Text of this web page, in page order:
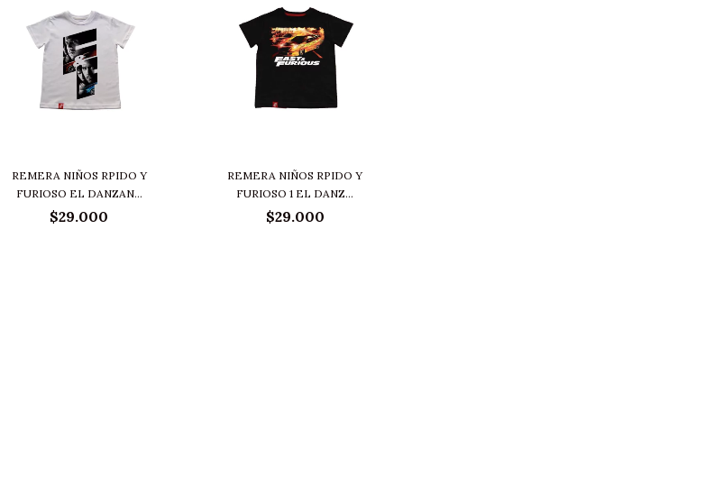
REMERA NIÑOS RPIDO Y
FURIOSO EL DANZAN...
$29.000
REMERA NIÑOS RPIDO Y
FURIOSO 1 EL DANZ...
$29.000